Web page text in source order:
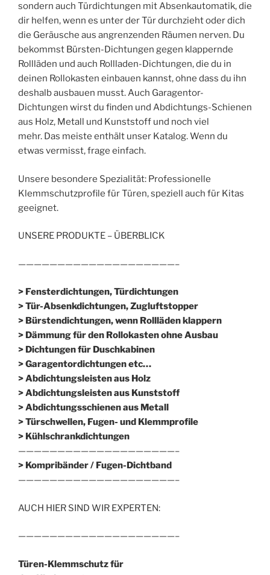
sondern auch Türdichtungen mit Absenkautomatik, die
dir helfen, wenn es unter der Tür durchzieht oder dich
die Geräusche aus angrenzenden Räumen nerven. Du
bekommst Bürsten-Dichtungen gegen klappernde
Rollläden und auch Rollladen-Dichtungen, die du in
deinen Rollokasten einbauen kannst, ohne dass du ihn
deshalb ausbauen musst. Auch Garagentor-
Dichtungen wirst du finden und Abdichtungs-Schienen
aus Holz, Metall und Kunststoff und noch viel
mehr. Das meiste enthält unser Katalog. Wenn du
etwas vermisst, frage einfach.
Unsere besondere Spezialität: Professionelle
Klemmschutzprofile für Türen, speziell auch für Kitas
geeignet.
UNSERE PRODUKTE – ÜBERBLICK
————————————————————–
> Fensterdichtungen, Türdichtungen
> Tür-Absenkdichtungen, Zugluftstopper
> Bürstendichtungen, wenn Rollläden klappern
> Dämmung für den Rollokasten ohne Ausbau
> Dichtungen für Duschkabinen
> Garagentordichtungen etc…
> Abdichtungsleisten aus Holz
> Abdichtungsleisten aus Kunststoff
> Abdichtungsschienen aus Metall
> Türschwellen, Fugen- und Klemmprofile
> Kühlschrankdichtungen
————————————————————–
> Kompribänder / Fugen-Dichtband
————————————————————–
AUCH HIER SIND WIR EXPERTEN:
————————————————————–
Türen-Klemmschutz für